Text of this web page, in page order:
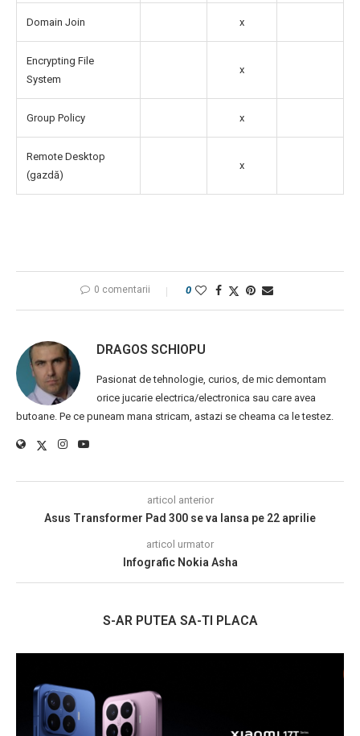
Domain Join x
Encrypting File
System
x
Group Policy x
Remote Desktop
(gazdă)
x
0 comentarii 0
DRAGOS SCHIOPU
Pasionat de tehnologie, curios, de mic demontam
orice jucarie electrica/electronica sau care avea
butoane. Pe ce puneam mana stricam, astazi se cheama ca le testez.
articol anterior
Asus Transformer Pad 300 se va lansa pe 22 aprilie
articol urmator
Infografic Nokia Asha
S-AR PUTEA SA-TI PLACA